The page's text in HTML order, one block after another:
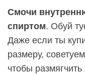
Смочи
спиртом. Обуй
Даже если ты
размеру,
чтобы размягчить